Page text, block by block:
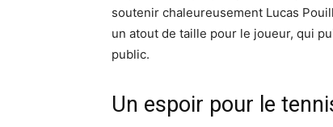
soutenir chaleureusement Lucas
un atout de taille pour le joueur, qui
public.
Un espoir pour le